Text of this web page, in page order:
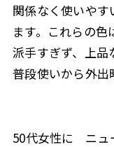
関係なく使いや
ます。これらの
派手すぎず、上品
普段使いから外出
50代女性に
ニュ